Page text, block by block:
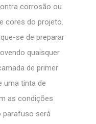
corrosão ou
cores do projeto.
se de preparar
quaisquer
de primer
uma tinta de
as condições
parafuso será